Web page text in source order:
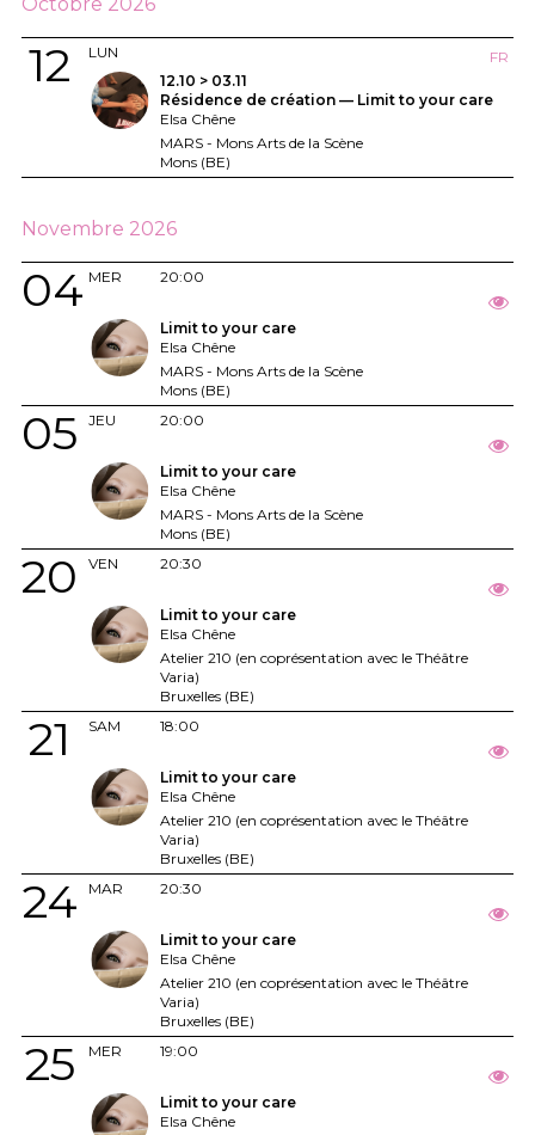
Octobre 2026
LUN
12
FR
12.10 > 03.11
Résidence de création — Limit to your care
Elsa Chêne
MARS - Mons Arts de la Scène
Mons (BE)
Novembre 2026
MER
04 20:00
Limit to your care
Elsa Chêne
MARS - Mons Arts de la Scène
Mons (BE)
JEU
05 20:00
Limit to your care
Elsa Chêne
MARS - Mons Arts de la Scène
Mons (BE)
VEN
20 20:30
Limit to your care
Elsa Chêne
Atelier 210 (en coprésentation avec le Théâtre
Varia)
Bruxelles (BE)
SAM
21 18:00
Limit to your care
Elsa Chêne
Atelier 210 (en coprésentation avec le Théâtre
Varia)
Bruxelles (BE)
MAR
24 20:30
Limit to your care
Elsa Chêne
Atelier 210 (en coprésentation avec le Théâtre
Varia)
Bruxelles (BE)
MER
25 19:00
Limit to your care
Elsa Chêne